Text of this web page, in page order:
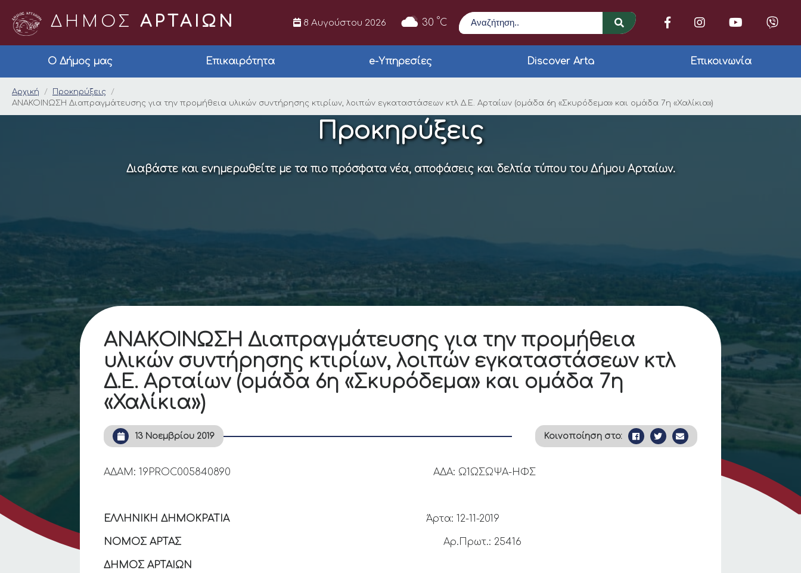
ΔΗΜΟΣ ΑΡΤΑΙΩΝ 8 Αυγούστου 2026 30 °C
Αναζήτηση
Ο Δήμος μας Επικαιρότητα e-Υπηρεσίες Discover Arta Επικοινωνία
ΑΝΑΚΟΙΝΩΣΗ Διαπραγμάτευσης για την προμήθεια υλικών
Αρχική
Προκηρύξεις
ΑΝΑΚΟΙΝΩΣΗ Διαπραγμάτευσης για την προμήθεια υλικών συντήρησης κτιρίων, λοιπών εγκαταστάσεων κτλ Δ.Ε. Αρταίων (ομάδα 6η «Σκυρόδεμα» και ομάδα 7η «Χαλίκια»)
Προκηρύξεις
Διαβάστε και ενημερωθείτε με τα πιο πρόσφατα νέα, αποφάσεις και δελτία τύπου του Δήμου Αρταίων.
ΑΝΑΚΟΙΝΩΣΗ Διαπραγμάτευσης για την προμήθεια
υλικών συντήρησης κτιρίων, λοιπών εγκαταστάσεων κτλ
Δ.Ε. Αρταίων (ομάδα 6η «Σκυρόδεμα» και ομάδα 7η
«Χαλίκια»)
13 Νοεμβρίου 2019 Κοινοποίηση στο:
ΑΔΑΜ: 19PROC005840890 ΑΔΑ: Ω1ΩΣΩΨΑ-ΗΦΣ
ΕΛΛΗΝΙΚΗ ΔΗΜΟΚΡΑΤΙΑΆρτα: 12-11-2019
ΝΟΜΟΣ ΑΡΤΑΣ Αρ.Πρωτ.: 25416
ΔΗΜΟΣ ΑΡΤΑΙΩΝ